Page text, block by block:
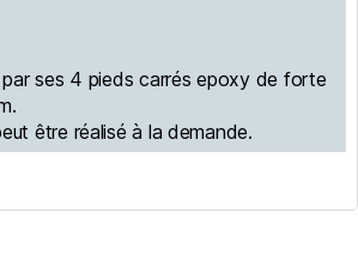
ses 4 pieds carrés epoxy de forte
être réalisé à la demande.